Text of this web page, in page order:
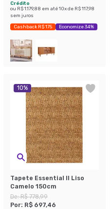
Crédito
ou R$ 1.179,88 em até10x de R$ 117,98
sem juros
Cashback R$ 175 Economize 34%
10%
Tapete Essential II Liso
Camelo 150cm
De:R$ 778,99
Por: R$ 697,46